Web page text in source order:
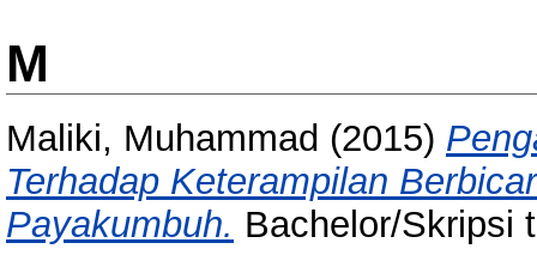
M
Maliki, Muhammad (2015)
Terhadap Keterampilan
Payakumbuh. Bachelor/Skripsi